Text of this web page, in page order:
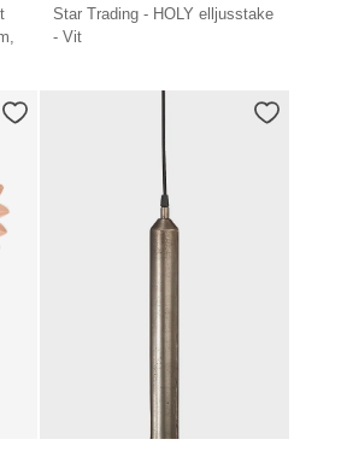
Star Trading - HOLY elljusstake
- Vit